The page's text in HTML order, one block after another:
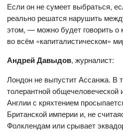
Если он не сумеет выбраться,
реально решатся нарушить
этом, — можно будет говорить о
во всём «капиталистическом»
Андрей Давыдов, журналист:
Лондон не выпустит Ассанжа. В
толерантной общечеловеческой
Англии с кряхтением
Британской империи и, не
Фолклендам или срывает